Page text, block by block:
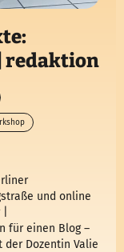
redaktion
und online
für einen Blog –
Dozentin Valie